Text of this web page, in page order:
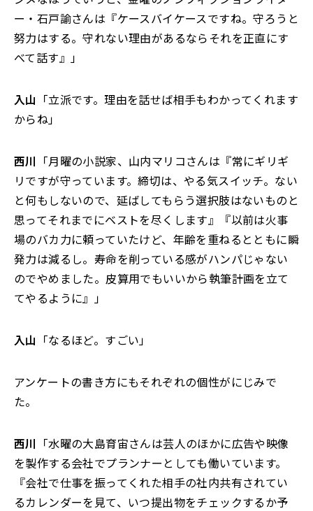
ー・石戸諭さんは『ケースバイケースですね。守ろうと
努力はする。守れない理由があるならそれを正直にす
べて話す』」
入山 「立派です。理由を話せば相手もわかってくれます
からね」
西川 「月曜の小説家、山内マリコさんは『常にギリギ
リですが守っています。締切は、やる気スイッチ。ない
と何もしないので、延ばしてもらう選択肢はないものと
思ってそれまでにベストを尽くします』『以前は火事
場のバカ力に頼っていたけど、年齢を重ねるとともに瞬
発力は減るし。寿命を削っている感がハンパじゃない
のでやめました。皮算用でもいいから執筆計画を立て
てやるように』」
入山 「なるほど。すごい」
アンケートの書き方にもそれぞれの個性がにじみで
た。
西川 「水曜の大島育宙さんは芸人のほかに広告や映像
を製作する会社でプランナーとしても働いています。
『会社で仕事を振ってくれた相手の社内共有されてい
るカレンダーを見て、いつ提出物をチェックするか予